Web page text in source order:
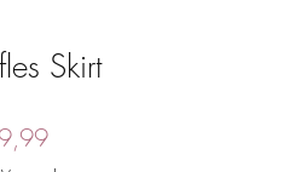
Skirt
Preis